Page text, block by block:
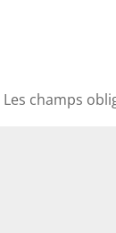
Les champs